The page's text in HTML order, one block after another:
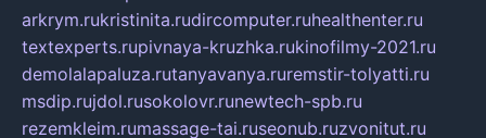
arkrym.rukristinita.rudircomputer.ruhealthenter.ru
textexperts.rupivnaya-kruzhka.rukinofilmy-2021.ru
demolalapaluza.rutanyavanya.ruremstir-tolyatti.ru
msdip.rujdol.rusokolovr.runewtech-spb.ru
rezemkleim.rumassage-tai.ruseonub.ruzvonitut.ru